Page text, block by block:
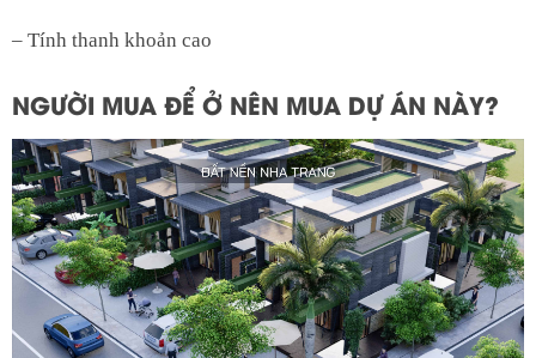
– Tính thanh khoản cao
NGƯỜI MUA ĐỂ Ở NÊN MUA DỰ ÁN NÀY?